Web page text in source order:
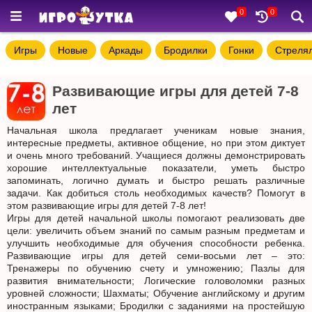
0 0
Игры Новые Аркады Бродилки Гонки
Развивающие игры для детей 7-8
лет
Начальная школа предлагает ученикам новые знания,
интересные предметы, активное общение, но при этом диктует
и очень много требований. Учащиеся должны демонстрировать
хорошие интеллектуальные показатели, уметь быстро
запоминать, логично думать и быстро решать различные
задачи. Как добиться столь необходимых качеств? Помогут в
этом развивающие игры для детей 7-8 лет!
Игры для детей начальной школы помогают реализовать две
цели: увеличить объем знаний по самым разным предметам и
улучшить необходимые для обучения способности ребенка.
Развивающие игры для детей семи-восьми лет – это:
Тренажеры по обучению счету и умножению; Пазлы для
развития внимательности; Логические головоломки разных
уровней сложности; Шахматы; Обучение английскому и другим
иностранным языками; Бродилки с заданиями на простейшую